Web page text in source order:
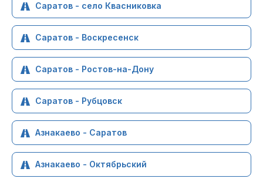
Саратов - село Квасниковка
Саратов - Воскресенск
Саратов - Ростов-на-Дону
Саратов - Рубцовск
Азнакаево - Саратов
Азнакаево - Октябрьский